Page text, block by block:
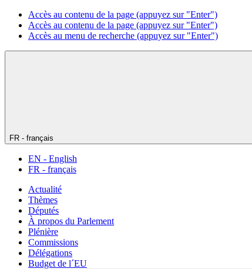
Accès au contenu de la page (appuyez sur "Enter")
Accès au contenu de la page (appuyez sur "Enter")
Accès au menu de recherche (appuyez sur "Enter")
FR - français
EN - English
FR - français
Actualité
Thèmes
Députés
À propos du Parlement
Plénière
Commissions
Délégations
Budget de l´EU